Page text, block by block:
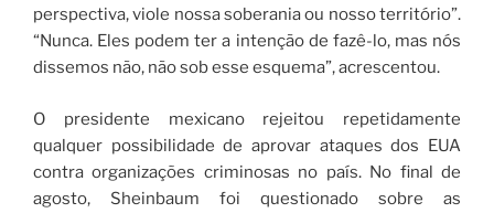
perspectiva, viole nossa soberania ou nosso território”.
“Nunca. Eles podem ter a intenção de fazê-lo, mas nós
dissemos não, não sob esse esquema”, acrescentou.
O presidente mexicano rejeitou repetidamente
qualquer possibilidade de aprovar ataques dos EUA
contra organizações criminosas no país. No final de
agosto, Sheinbaum foi questionado sobre as